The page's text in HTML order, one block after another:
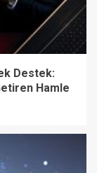
Destek:
Hamle